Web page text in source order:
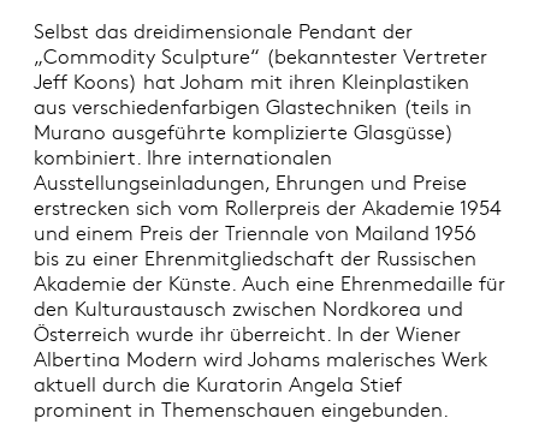
Selbst das dreidimensionale Pendant der
„Commodity Sculpture“ (bekanntester Vertreter
Jeff Koons) hat Joham mit ihren Kleinplastiken
aus verschiedenfarbigen Glastechniken (teils in
Murano ausgeführte komplizierte Glasgüsse)
kombiniert. Ihre internationalen
Ausstellungseinladungen, Ehrungen und Preise
erstrecken sich vom Rollerpreis der Akademie 1954
und einem Preis der Triennale von Mailand 1956
bis zu einer Ehrenmitgliedschaft der Russischen
Akademie der Künste. Auch eine Ehrenmedaille für
den Kulturaustausch zwischen Nordkorea und
Österreich wurde ihr überreicht. In der Wiener
Albertina Modern wird Johams malerisches Werk
aktuell durch die Kuratorin Angela Stief
prominent in Themenschauen eingebunden.